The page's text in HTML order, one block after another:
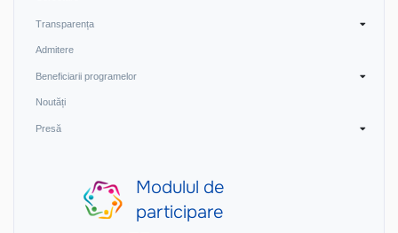
Transparența
Admitere
Beneficiarii programelor
Noutăți
Presă